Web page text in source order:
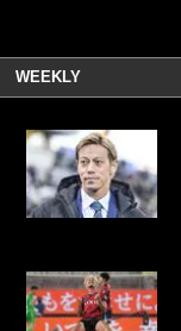
WEEKLY